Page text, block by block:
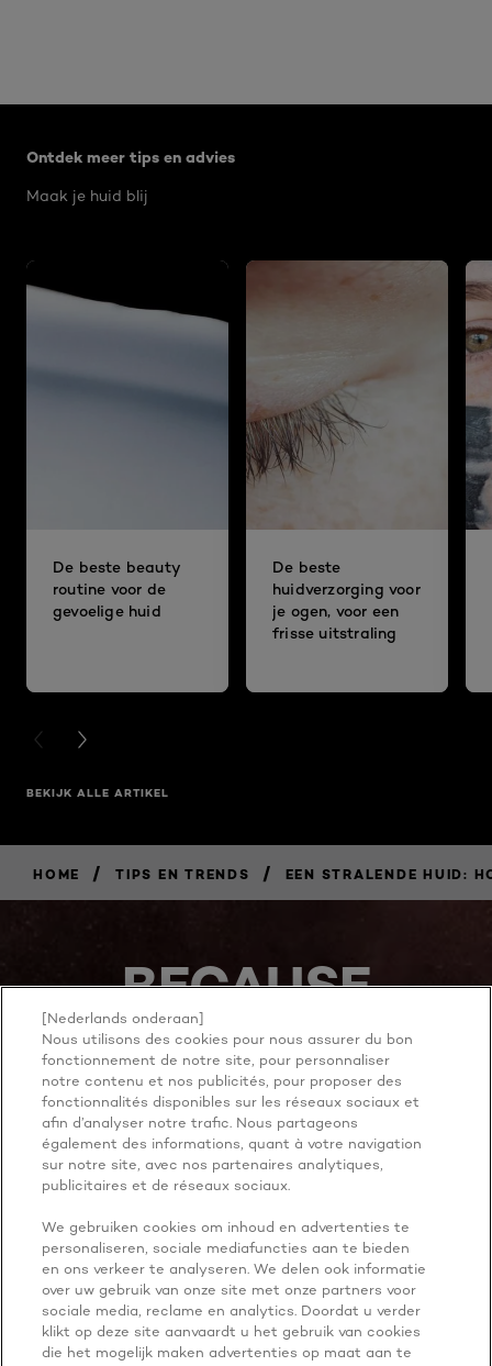
Ontdek meer tips en advies
Maak je huid blij
De beste beauty
routine voor de
gevoelige huid
De beste
huidverzorging voor
je ogen, voor een
frisse uitstraling
PREVIOUS CARD
NEXT CARD
BEKIJK ALLE ARTIKEL
HOME / TIPS EN TRENDS / EEN STRALENDE HUID:
BECAUSE
YOU'RE
WORTH IT
NOG MEER ONTDEKKEN
ADDRESS
[Nederlands onderaan]
Nous utilisons des cookies pour nous assurer du bon
fonctionnement de notre site, pour personnaliser
notre contenu et nos publicités, pour proposer des
fonctionnalités disponibles sur les réseaux sociaux et
afin d’analyser notre trafic. Nous partageons
également des informations, quant à votre navigation
sur notre site, avec nos partenaires analytiques,
publicitaires et de réseaux sociaux.
We gebruiken cookies om inhoud en advertenties te
personaliseren, sociale mediafuncties aan te bieden
en ons verkeer te analyseren. We delen ook informatie
over uw gebruik van onze site met onze partners voor
sociale media, reclame en analytics. Doordat u verder
klikt op deze site aanvaardt u het gebruik van cookies
die het mogelijk maken advertenties op maat aan te